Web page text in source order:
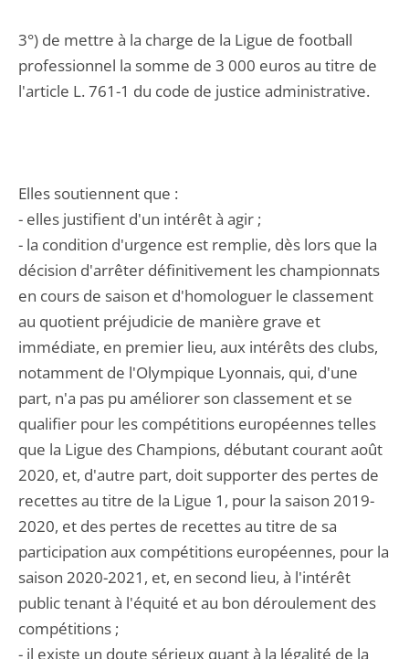
3°) de mettre à la charge de la Ligue de football
professionnel la somme de 3 000 euros au titre de
l'article L. 761-1 du code de justice administrative.
Elles soutiennent que :
- elles justifient d'un intérêt à agir ;
- la condition d'urgence est remplie, dès lors que la
décision d'arrêter définitivement les championnats
en cours de saison et d'homologuer le classement
au quotient préjudicie de manière grave et
immédiate, en premier lieu, aux intérêts des clubs,
notamment de l'Olympique Lyonnais, qui, d'une
part, n'a pas pu améliorer son classement et se
qualifier pour les compétitions européennes telles
que la Ligue des Champions, débutant courant août
2020, et, d'autre part, doit supporter des pertes de
recettes au titre de la Ligue 1, pour la saison 2019-
2020, et des pertes de recettes au titre de sa
participation aux compétitions européennes, pour la
saison 2020-2021, et, en second lieu, à l'intérêt
public tenant à l'équité et au bon déroulement des
compétitions ;
- il existe un doute sérieux quant à la légalité de la